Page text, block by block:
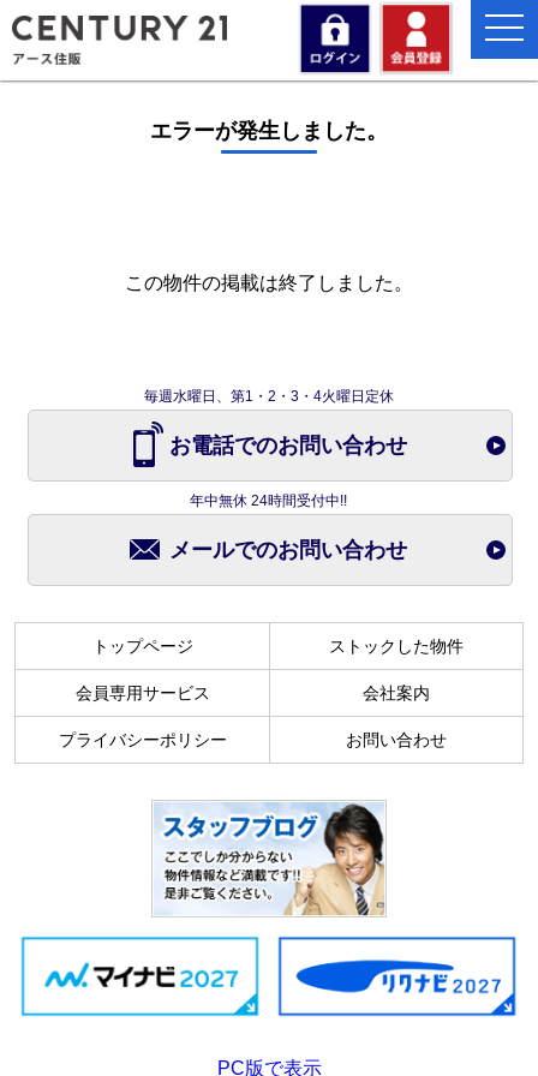
エラーが発生しました。
この物件の掲載は終了しました。
毎週水曜日、第1・2・3・4火曜日定休
お電話でのお問い合わせ
年中無休 24時間受付中!!
メールでのお問い合わせ
トップページ ストックした物件
会員専用サービス 会社案内
プライバシーポリシー お問い合わせ
PC版で表示